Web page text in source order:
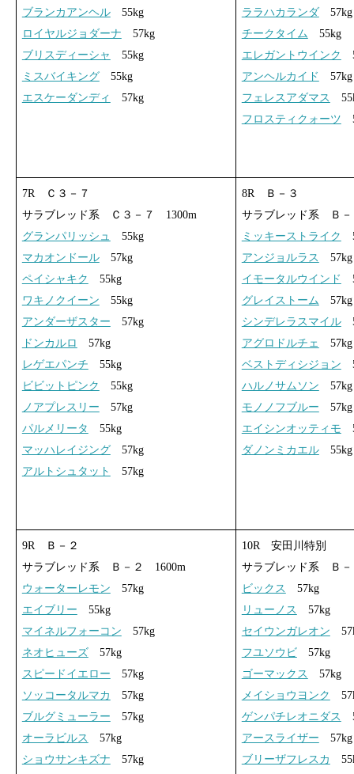
ブランカアンヘル55kg
ロイヤルジョダーナ 57kg
ブリスディーシャ
55kg
ミスバイキング55kg
エスケーダンディ
57kg
ララハカランダ57kg
チークタイム 55kg
エレガントウインク
アンヘルカイド
57kg
フェレスアダマス
フロスティクォーツ
7R Ｃ３－７
サラブレッド系 Ｃ３－７ 1300m
グランパリッシュ
55kg
マカオンドール57kg
ペイシャキク
55kg
ワキノクイーン 55kg
アンダーザスター 57kg
ドンカルロ
57kg
レゲエパンチ 55kg
ビビットピンク
55kg
ノアプレスリー 57kg
パルメリータ
55kg
マッハレイジング57kg
アルトシュタット
57kg
8R Ｂ－３
サラブレッド系 Ｂ
ミッキーストライク
アンジョルラス
57kg
イモータルウインド
グレイストーム 57kg
シンデレラスマイル
アグロドルチェ
57kg
ベストディシジョン
ハルノサムソン 57kg
モノノフブルー 57kg
エイシンオッティモ
ダノンミカエル55kg
9R Ｂ－２
サラブレッド系 Ｂ－２ 1600m
ウォーターレモン 57kg
エイブリー 55kg
マイネルフォーコン 57kg
ネオヒューズ57kg
スピードイエロー 57kg
ソッコータルマカ
57kg
ブルグミューラー 57kg
オーラビルス
57kg
ショウサンキズナ 57kg
10R 安田川特別
サラブレッド系 Ｂ
ビックス
57kg
リューノス
57kg
セイウンガレオン
フユソウビ57kg
ゴーマックス
57kg
メイショウヨンク
ゲンパチレオニダス
アースライザー 57kg
ブリーザフレスカ